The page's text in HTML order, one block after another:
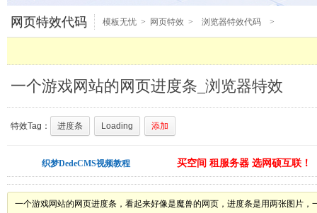
网页特效代码 模板无忧 > 网页特效 > 浏览器特效代码 >
一个游戏网站的网页进度条_浏览器特效
特效Tag： 进度条 Loading 添加
织梦DedeCMS视频教程 买空间 租服务器 选网硕互联！
一个游戏网站的网页进度条，看起来好像是魔兽的网页，进度条是用两张图片，